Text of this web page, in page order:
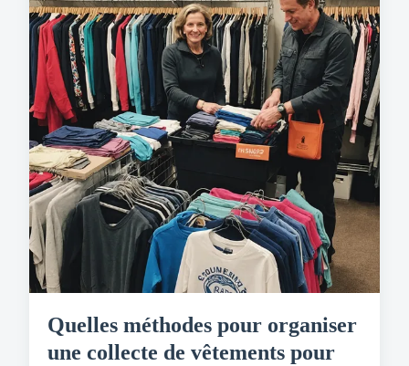
Quelles méthodes pour organiser
une collecte de vêtements pour